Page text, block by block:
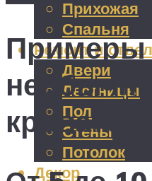
Прихожая
Спальня
Ремонт и
Двери
Лестницы
Пол
Стены
Потолок
Декор
Примеры
кроватей